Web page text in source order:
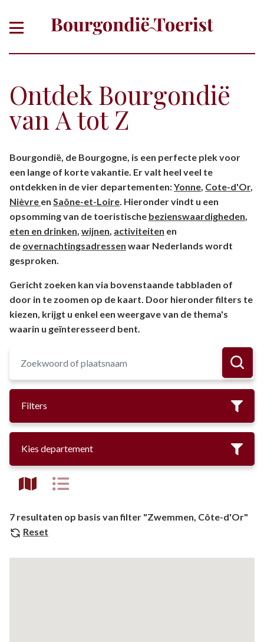
Ontdek Bourgondië
van A tot Z
departement
Bourgondië, de Bourgogne, is een perfecte plek voor
een lange of korte vakantie. Er valt heel veel te
ontdekken in de vier departementen:Yonne, Cote-d'Or,
Nièvre en Saône-et-Loire. Hieronder vindt u een
opsomming van de toeristische bezienswaardigheden,
eten en drinken, wijnen, activiteiten en
de overnachtingsadressen waar Nederlands wordt
gesproken.
Gericht zoeken kan via bovenstaande tabbladen of
door in te zoomen op de kaart. Door hieronder filters te
kiezen, krijgt u enkel een weergave van de thema's
waarin u geïnteresseerd bent.
Filters
Kies departement
7 resultaten op basis van filter "Zwemmen, Côte-d'Or"
Reset